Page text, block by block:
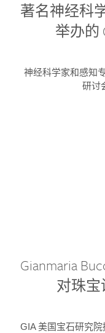
著名神经科
举办的
神经科学家和感知
研讨
Gianmaria
对珠
GIA 美国宝石研究